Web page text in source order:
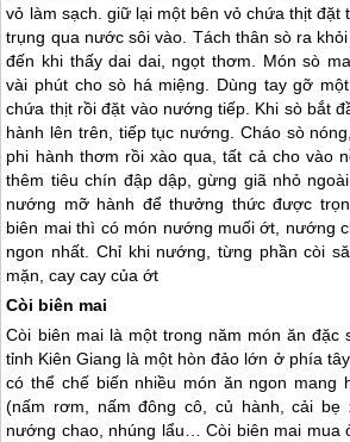
vỏ làm sạch. giữ lại một bên vỏ chứa thịt đặt
trụng qua nước sôi vào. Tách thân sò ra
đến khi thấy dai dai, ngọt thơm. Món sò
vài phút cho sò há miệng. Dùng tay gỡ
chứa thịt rồi đặt vào nướng tiếp. Khi sò bắt
hành lên trên, tiếp tục nướng. Cháo sò
phi hành thơm rồi xào qua, tất cả cho vào
thêm tiêu chín đập dập, gừng giã nhỏ
nướng mỡ hành để thưởng thức được
biên mai thì có món nướng muối ớt, nướng
ngon nhất. Chỉ khi nướng, từng phần còi
mặn, cay cay của ớt
Còi biên mai
Còi biên mai là một trong năm món ăn đặc
tỉnh Kiên Giang là một hòn đảo lớn ở phía
có thể chế biến nhiều món ăn ngon mang
(nấm rơm, nấm đông cô, củ hành, cải bẹ
nướng chao, nhúng lẩu… Còi biên mai mua